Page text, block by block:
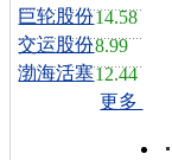
巨轮股份14.58
交运股份8.99
渤海活塞12.44
更多